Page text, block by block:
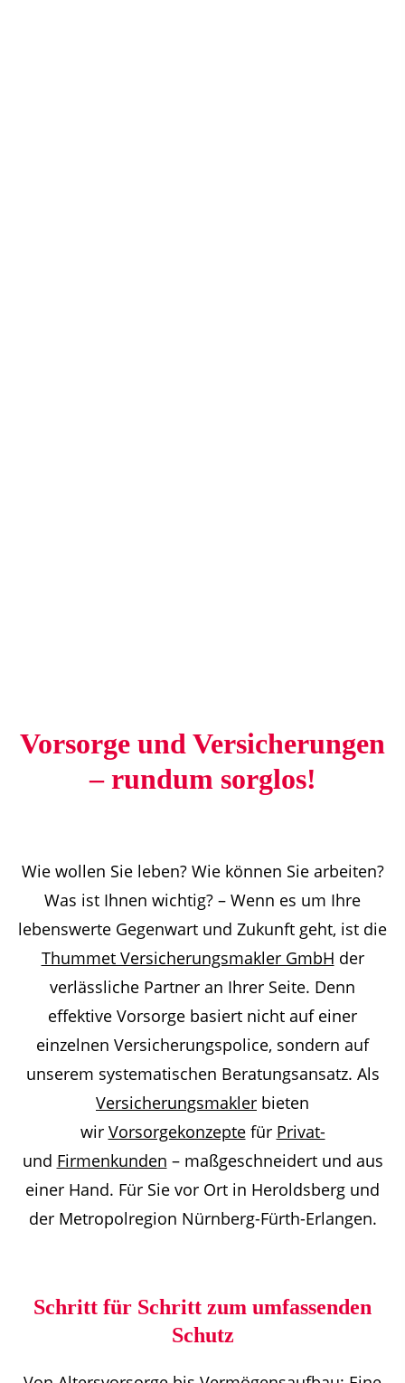
Vorsorge und Versicherungen
– rundum sorglos!
Wie wollen Sie leben? Wie können Sie arbeiten?
Was ist Ihnen wichtig? – Wenn es um Ihre
lebenswerte Gegenwart und Zukunft geht, ist die
Thummet Versicherungsmakler GmbH der
verlässliche Partner an Ihrer Seite. Denn
effektive Vorsorge basiert nicht auf einer
einzelnen Versicherungspolice, sondern auf
unserem systematischen Beratungsansatz. Als
Versicherungsmakler bieten
wir Vorsorgekonzeptefür Privat-
und Firmenkunden – maßgeschneidert und aus
einer Hand. Für Sie vor Ort in Heroldsberg und
der Metropolregion Nürnberg-Fürth-Erlangen.
Schritt für Schritt zum umfassenden
Schutz